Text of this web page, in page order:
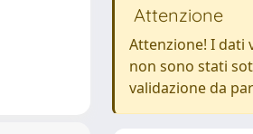
Attenzione
Attenzione! I dati
non sono stati
validazione da